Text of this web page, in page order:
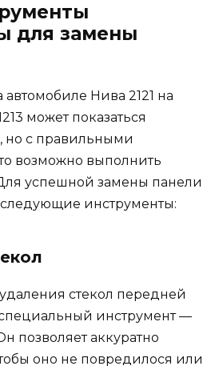
для замены
Нива 2121 на
может показаться
но с правильными
возможно выполнить
успешной замены панели
инструменты:
стекол передней
инструмент —
позволяет аккуратно
оно не повредилося или